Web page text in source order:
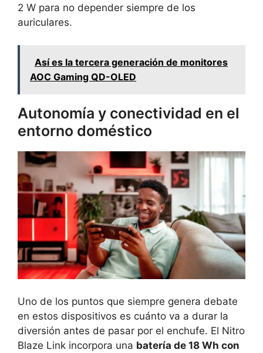
2 W para no depender siempre de los
auriculares.
Así es la tercera generación de monitores
AOC Gaming QD-OLED
Autonomía y conectividad en el
entorno doméstico
Uno de los puntos que siempre genera debate
en estos dispositivos es cuánto va a durar la
diversión antes de pasar por el enchufe. El Nitro
Blaze Link incorpora una batería de 18 Wh con